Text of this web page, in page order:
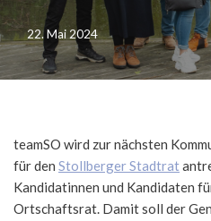
22. Mai 2024
teamSO wird zur nächsten
für den Stollberger Stadtrat
Kandidatinnen und Kandidaten
Ortschaftsrat. Damit soll der